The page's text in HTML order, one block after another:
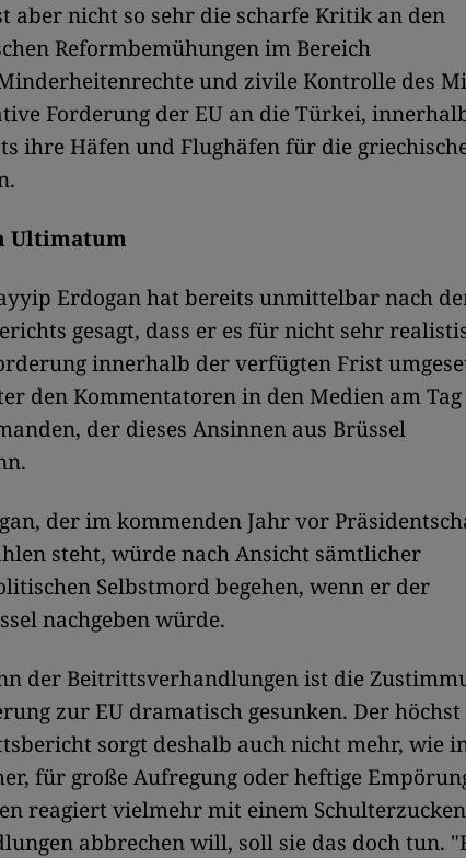
aber nicht so sehr die scharfe Kritik an den
Reformbemühungen im Bereich
und zivile Kontrolle des
Forderung der EU an die Türkei,
ihre Häfen und Flughäfen für die
Ultimatum
Erdogan hat bereits unmittelbar nach
gesagt, dass er es für nicht sehr
innerhalb der verfügten Frist
den Kommentatoren in den Medien am Tag
der dieses Ansinnen aus Brüssel
der im kommenden Jahr vor
steht, würde nach Ansicht sämtlicher
Selbstmord begehen, wenn er der
nachgeben würde.
der Beitrittsverhandlungen ist die
zur EU dramatisch gesunken. Der höchst
sorgt deshalb auch nicht mehr, wie
für große Aufregung oder heftige
reagiert vielmehr mit einem
abbrechen will, soll sie das doch tun.